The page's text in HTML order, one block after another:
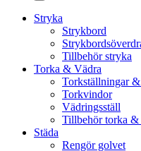
Stryka
Strykbord
Tillbehör stryka
Torka & Vädra
Torkställningar
Torkvindor
Vädringsställ
Tillbehör torka &
Städa
Rengör golvet